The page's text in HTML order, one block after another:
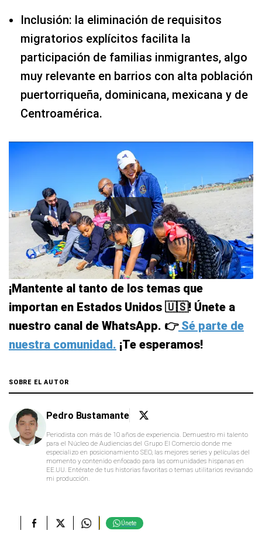
Inclusión: la eliminación de requisitos
migratorios explícitos facilita la
participación de familias inmigrantes, algo
muy relevante en barrios con alta población
puertorriqueña, dominicana, mexicana y de
Centroamérica.
¡Mantente al tanto de los temas que
importan en Estados Unidos 🇺🇸! Únete a
nuestro canal de WhatsApp. 👉Sé parte de
nuestra comunidad. ¡Te esperamos!
SOBRE EL AUTOR
Pedro Bustamante
Periodista con más de 10 años de experiencia. Demuestro mi talento
para el Núcleo de Audiencias del Grupo El Comercio donde me
especializo en posicionamiento SEO, las mejores series y películas del
momento y contenido enfocado para las comunidades hispanas en
EE.UU. Entérate de tus historias favoritas o temas utilitarios revisando
mi producción.
Únete